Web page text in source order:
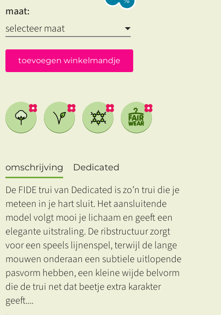
maat:
toevoegen winkelmandje
omschrijving Dedicated
De FIDE trui van Dedicated is zo’n trui die je
meteen in je hart sluit. Het aansluitende
model volgt mooi je lichaam en geeft een
elegante uitstraling. De ribstructuur zorgt
voor een speels lijnenspel, terwijl de lange
mouwen onderaan een subtiele uitlopende
pasvorm hebben, een kleine wijde belvorm
die de trui net dat beetje extra karakter
geeft....